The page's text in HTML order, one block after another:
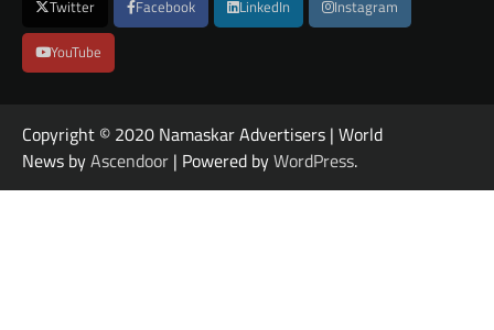
Twitter Facebook LinkedIn Instagram
YouTube
Copyright © 2020 Namaskar Advertisers | World
News byAscendoor | Powered byWordPress.